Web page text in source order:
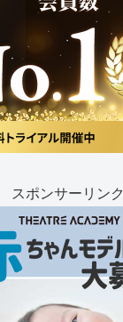
スポンサーリンク